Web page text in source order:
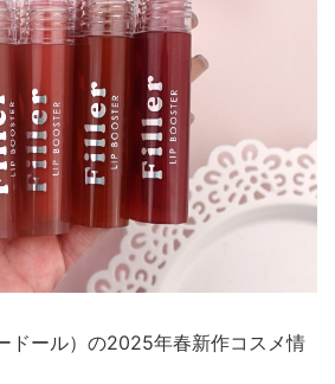
ドール）の2025年春新作コスメ情